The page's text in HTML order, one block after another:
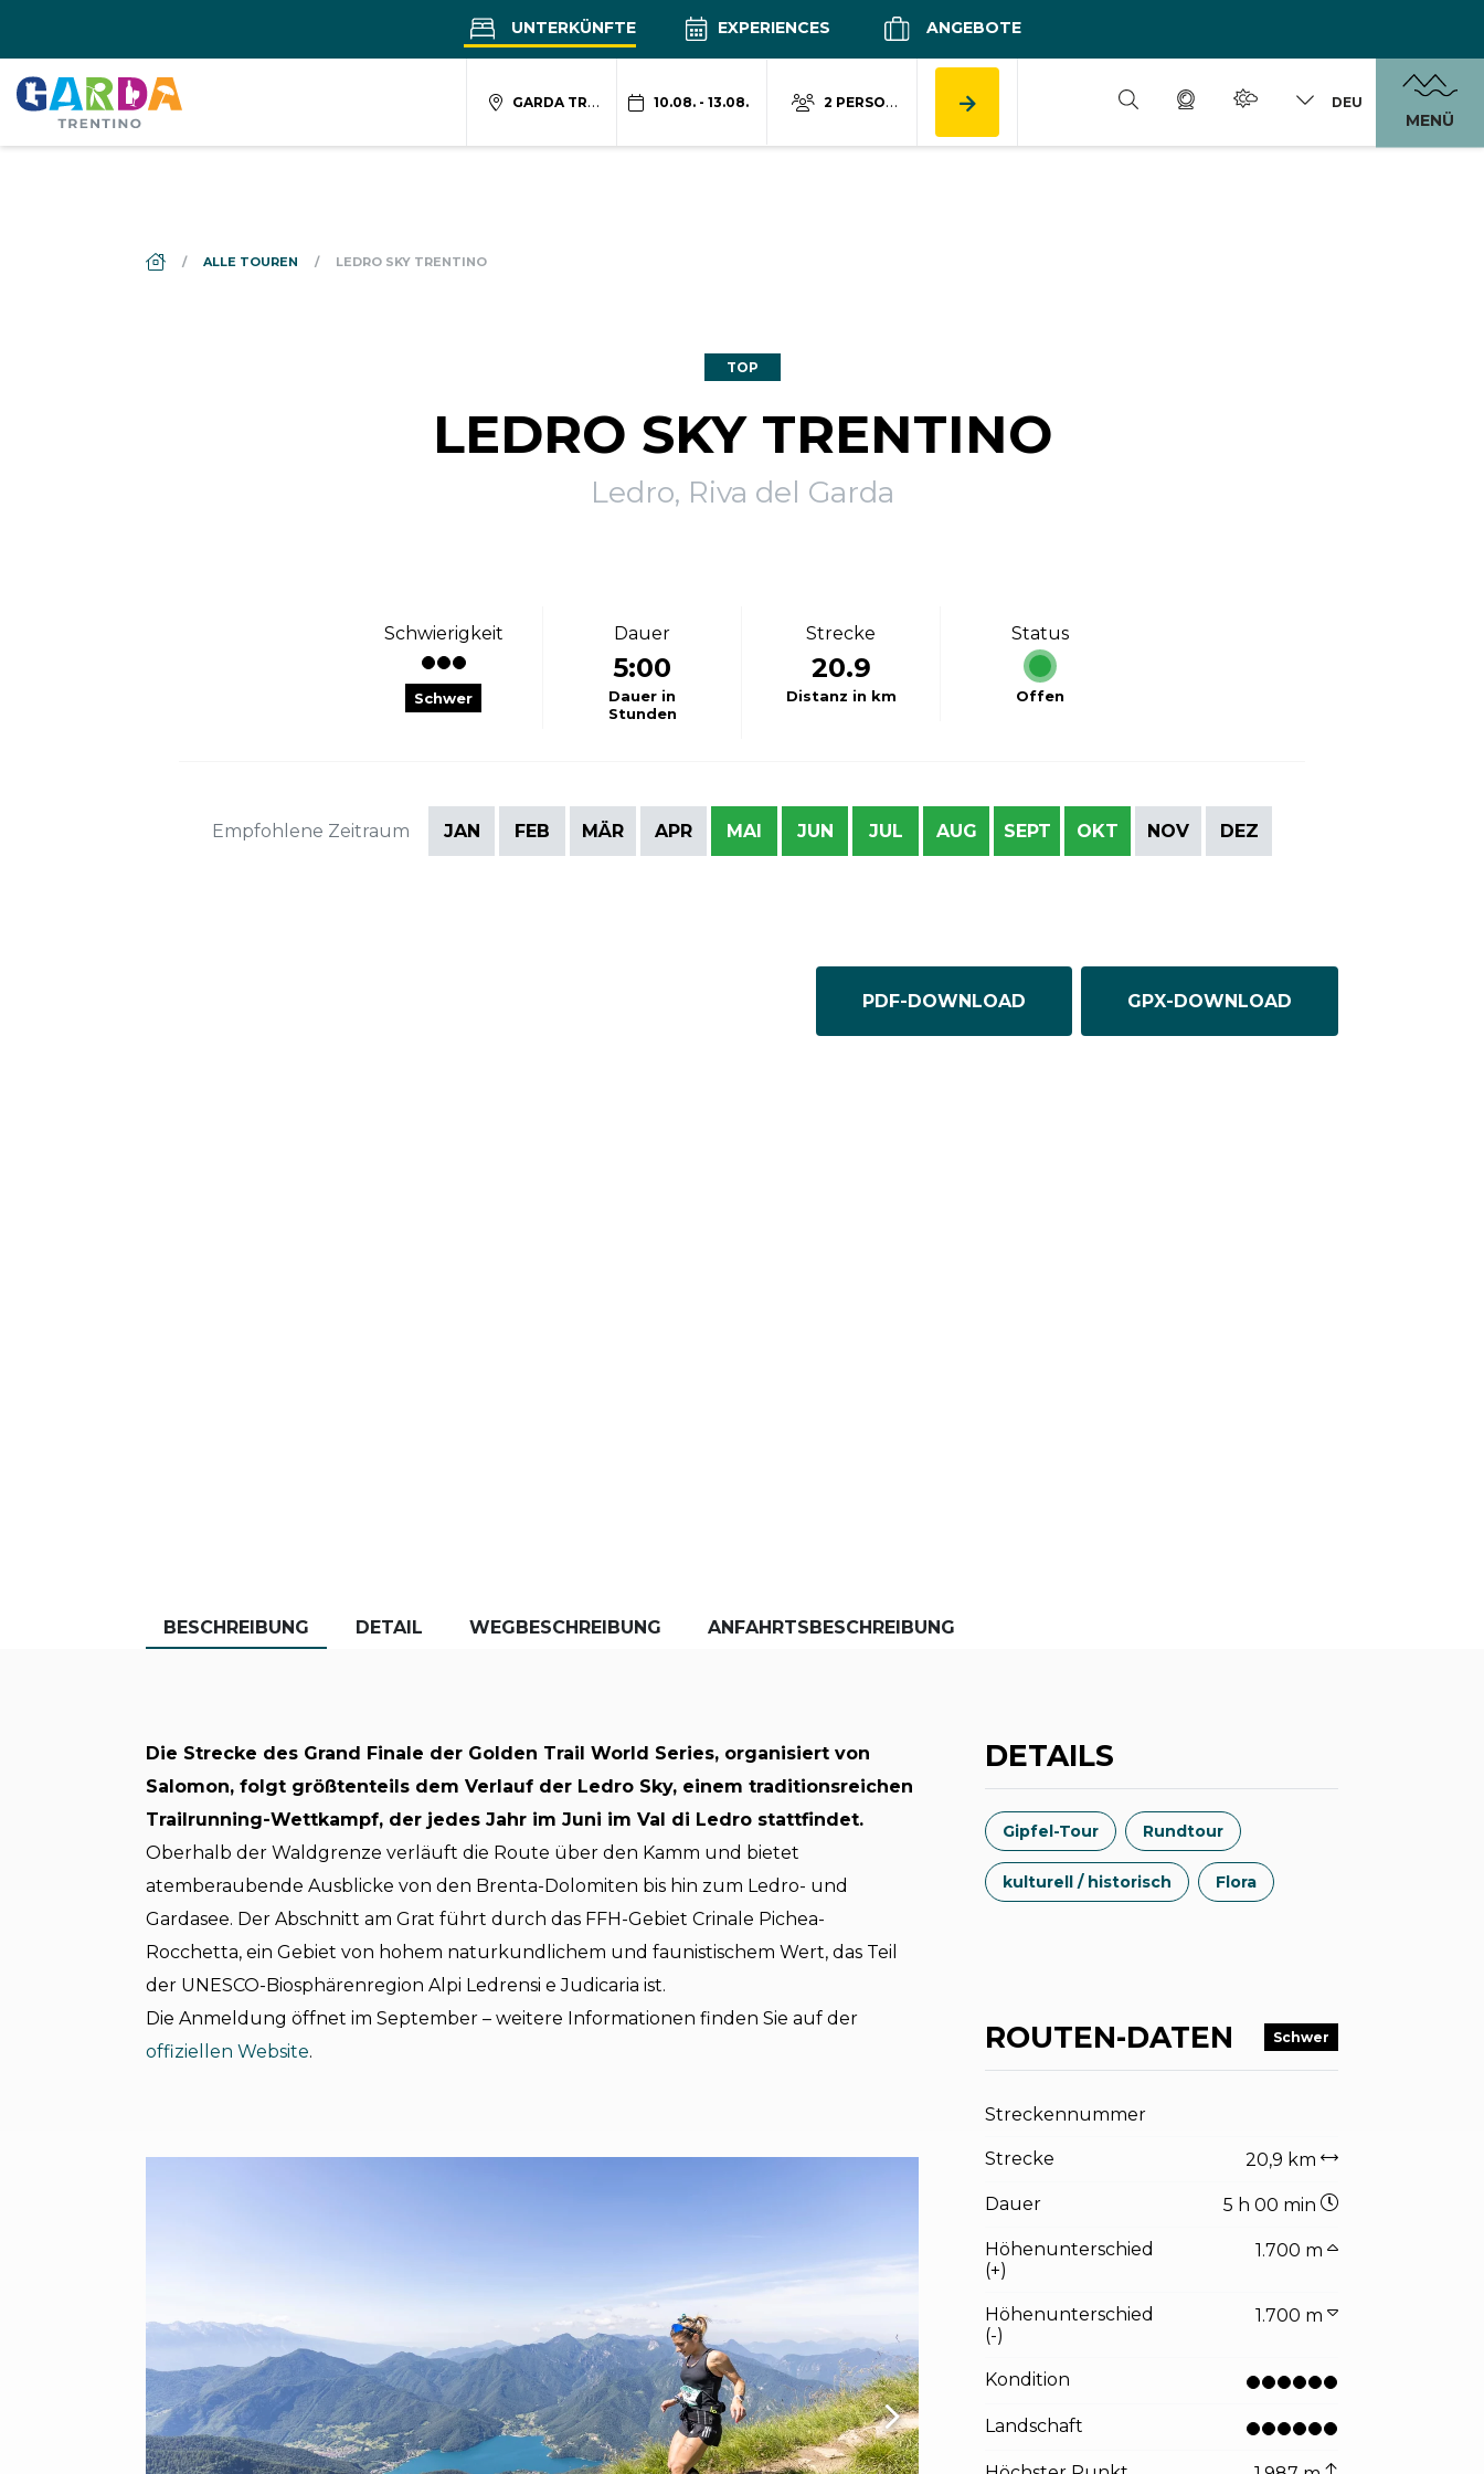
UNTERKÜNFTE EXPERIENCES ANGEBOTE
GARDA TRENTINO 10.08. - 13.08. 2 PERSONEN DEU
MENÜ
DS_BREADCRUMB.HOME
ALLE TOUREN LEDRO SKY TRENTINO
TOP
LEDRO SKY TRENTINO
Ledro, Riva del Garda
Schwierigkeit
Schwer
Dauer
5:00
Dauer in
Stunden
Strecke
20.9
Distanz in km
Status
Offen
Empfohlene Zeitraum JAN FEB MÄR APR MAI JUN JUL AUG SEPT OKT NOV DEZ
PDF-DOWNLOAD GPX-DOWNLOAD
BESCHREIBUNG DETAIL WEGBESCHREIBUNG ANFAHRTSBESCHREIBUNG
Die Strecke des Grand Finale der Golden Trail World Series, organisiert von
Salomon, folgt größtenteils dem Verlauf der Ledro Sky, einem traditionsreichen
Trailrunning-Wettkampf, der jedes Jahr im Juni im Val di Ledro stattfindet.
Oberhalb der Waldgrenze verläuft die Route über den Kamm und bietet
atemberaubende Ausblicke von den Brenta-Dolomiten bis hin zum Ledro- und
Gardasee. Der Abschnitt am Grat führt durch das FFH-Gebiet Crinale Pichea-
Rocchetta, ein Gebiet von hohem naturkundlichem und faunistischem Wert, das Teil
der UNESCO-Biosphärenregion Alpi Ledrensi e Judicaria ist.
Die Anmeldung öffnet im September – weitere Informationen finden Sie auf der
offiziellen Website.
DETAILS
Gipfel-Tour Rundtour
kulturell / historisch Flora
ROUTEN-DATEN Schwer
Streckennummer
Strecke 20,9 km
Dauer 5 h 00 min
Höhenunterschied
(+)
1.700 m
Höhenunterschied
(-)
1.700 m
Kondition
Landschaft